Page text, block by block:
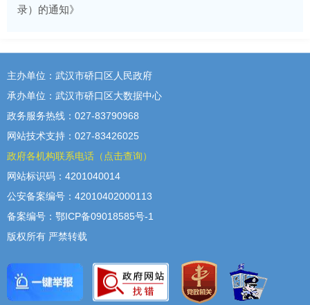
录）的通知》
主办单位：武汉市硚口区人民政府
承办单位：武汉市硚口区大数据中心
政务服务热线：027-83790968
网站技术支持：027-83426025
政府各机构联系电话（点击查询）
网站标识码：4201040014
公安备案编号：42010402000113
备案编号：鄂ICP备09018585号-1
版权所有 严禁转载